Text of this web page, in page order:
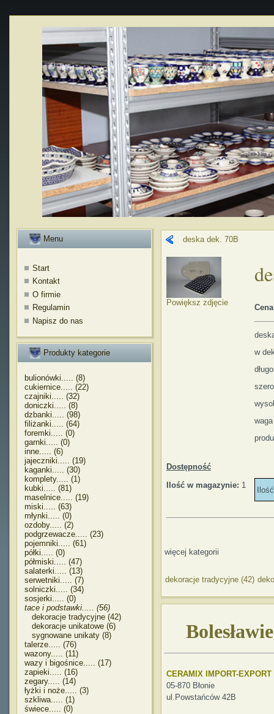
Menu
Start
Kontakt
O firmie
Regulamin
Napisz do nas
Produkty kategorie
bulionówki..... (8)
cukiernice..... (22)
czajniki..... (32)
doniczki..... (8)
dzbanki..... (98)
filiżanki..... (64)
foremki..... (0)
garnki..... (0)
inne..... (6)
jajeczniki..... (19)
kaganki..... (30)
komplety..... (1)
kubki..... (81)
maselnice..... (19)
miski..... (63)
młynki..... (0)
ozdoby..... (2)
podgrzewacze..... (23)
pojemniki..... (61)
półki..... (0)
półmiski..... (47)
salaterki..... (13)
serwetniki..... (7)
solniczki..... (34)
sosjerki..... (0)
tace i podstawki..... (56)
dekoracje tradycyjne (42)
dekoracje unikatowe (6)
sygnowane unikaty (8)
talerze..... (76)
wazony..... (11)
wazy i bigośnice..... (17)
zapieki..... (16)
zegary..... (14)
łyżki i noże..... (3)
szkliwa..... (1)
świece..... (0)
deska dek. 70B
Powiększ zdjęcie
w
Dostępność
Ilość w magazynie: 1
więcej kategorii
dekoracje tradycyjne (42)
CERAMIX IMPORT-EXPORT
05-870 Błonie
ul.Powstańców 42B